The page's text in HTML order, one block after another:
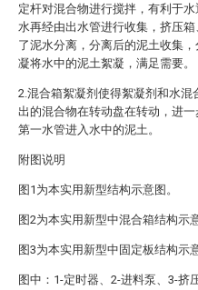
定杆对混合物进行搅拌，有利于
水再经由出水管进行收集，挤压
了泥水分离，分离后的泥土收集
凝将水中的泥土絮凝，满足需要。
2.混合箱絮凝剂使得絮凝剂和水混
出的混合物在转动盘在转动，进
第一水管进入水中的泥土。
附图说明
图1为本实用新型结构示意图。
图2为本实用新型中混合箱结构示
图3为本实用新型中固定板结构示
图中：1-定时器、2-进料泵、3-挤